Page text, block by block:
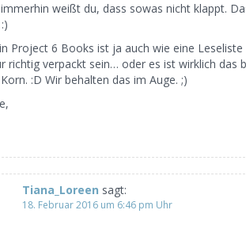
weißt du, dass sowas nicht klappt.
Project 6 Books ist ja auch wie eine
richtig verpackt sein… oder es ist wirklich das
:D Wir behalten das im Auge. ;)
Tiana_Loreen sagt:
18. Februar 2016 um 6:46 pm Uhr